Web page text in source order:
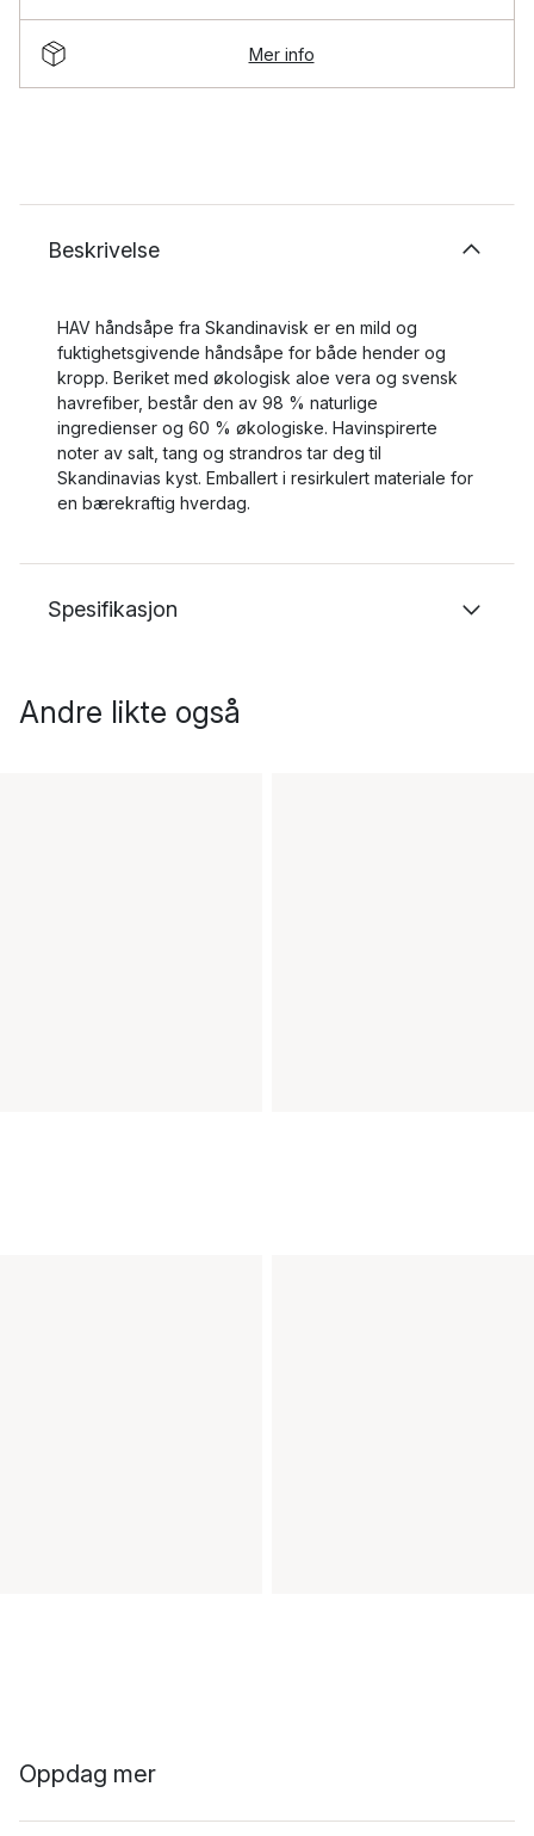
Mer info
Beskrivelse
HAV håndsåpe fra Skandinavisk er en mild og
fuktighetsgivende håndsåpe for både hender og
kropp. Beriket med økologisk aloe vera og svensk
havrefiber, består den av 98 % naturlige
ingredienser og 60 % økologiske. Havinspirerte
noter av salt, tang og strandros tar deg til
Skandinavias kyst. Emballert i resirkulert materiale for
en bærekraftig hverdag.
Spesifikasjon
Andre likte også
Oppdag mer